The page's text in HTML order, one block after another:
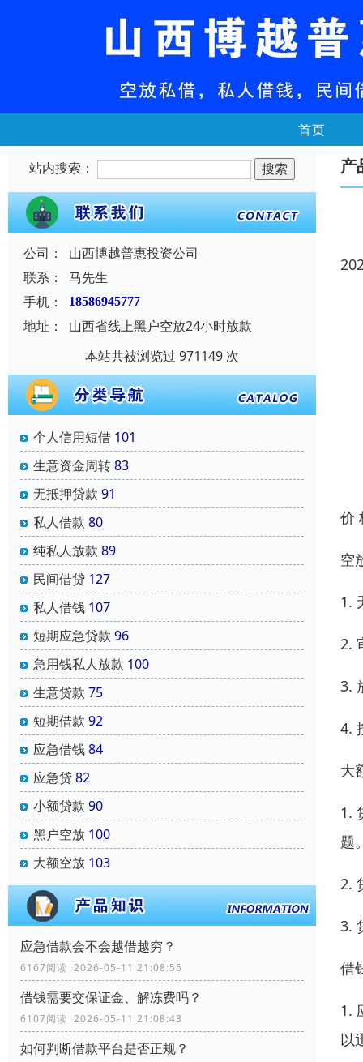
首页
站内搜索：
公司：
山西博越普惠投资公司
联系：
马先生
手机：
18586945777
地址：
山西省线上黑户空放24小时放款
本站共被浏览过 971149 次
个人信用短借 101
生意资金周转83
无抵押贷款 91
私人借款 80
纯私人放款 89
民间借贷 127
私人借钱 107
短期应急贷款 96
急用钱私人放款 100
生意贷款 75
短期借款 92
应急借钱84
应急贷82
小额贷款 90
黑户空放 100
大额空放 103
应急借款会不会越借越穷？
6167阅读 2026-05-11 21:08:55
借钱需要交保证金、解冻费吗？
6107阅读 2026-05-11 21:08:43
如何判断借款平台是否正规？
产
价
空
1.
2.
3.
4.
大
1.
题
2.
3.
借
1.
以